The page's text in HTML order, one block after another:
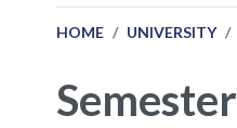
HOME UNIVERSITY